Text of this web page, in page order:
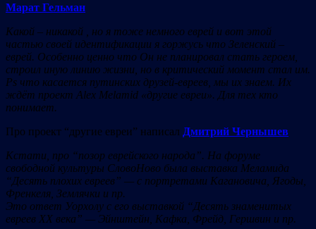
Марат Гельман
Какой – никакой , но я тоже немного еврей и вот этой
частью своей идентификации я горжусь что Зеленский –
еврей. Особенно ценно что Он не планировал стать героем,
строил иную линию жизни, но в критический момент стал им.
Ps что касается путинских друзей-евреев, мы их знаем. Их
ждёт проект Alex Melamid «другие евреи». Для тех кто
понимает.
Про проект “другие евреи” написал Дмитрий Чернышев
Кстати, про “позор еврейского народа”. На форуме
свободной культуры СловоНово была выставка Меламида
“Десять плохих евреев” — с портретами Кагановича, Ягоды,
Френкеля, Землячки и пр.
Это ответ Уорхолу с его выставкой “Десять знаменитых
евреев ХХ века” — Эйнштейн, Кафка, Фрейд, Гершвин и пр.